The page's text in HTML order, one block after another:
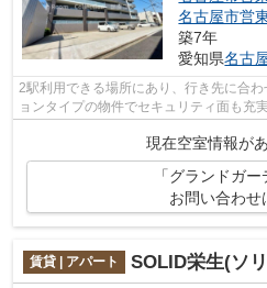
名古屋市営
築7年
愛知県名古
2駅利用できる場所にあり、行き先に合
ョンタイプの物件でセキュリティ面も充
できる敷地内ごみ置き場のあるマンショ...
現在空室情報が
「グランドガ
お問い合わせ
賃貸 | アパート SOLID栄生(ソ